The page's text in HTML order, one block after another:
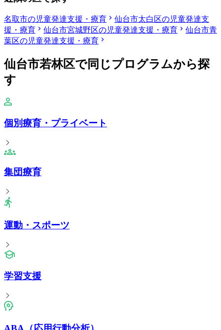
名取市の児童発達支援・療育
仙台市太白区の児童発達支
援・療育
仙台市宮城野区の児童発達支援・療育
仙台市青
葉区の児童発達支援・療育
仙台市若林区で同じプログラムから探
す
個別療育・プライベート
集団療育
運動・スポーツ
学習支援